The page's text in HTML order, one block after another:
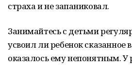
страха и не запаниковал.
Занимайтесь с детьми
усвоил ли ребенок сказанное
оказалось ему непонятным. У